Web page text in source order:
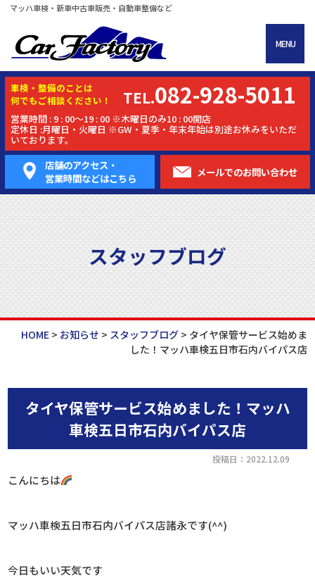
マッハ車検・新車中古車販売・自動車整備など
MENU
車検・ 整備のことは
何でもご相談ください！
TEL.082-928-5011
営業時間 : 9 : 00～19 : 00 ※木曜日のみ10 : 00開店
定休日 :月曜日・火曜日 ※GW・夏季・年末年始は別途お休みをいただ
いております。
店舗のアクセス・
営業時間などはこちら
メールでのお問い合わせ
スタッフブログ
HOME> お知らせ > スタッフブログ> タイヤ保管サービス始めま
した！マッハ車検五日市石内バイパス店
タイヤ保管サービス始めました！マッハ
車検五日市石内バイパス店
投稿日：2022.12.09
こんにちは
マッハ車検五日市石内バイパス店諸永です(^^)
今日もいい天気です